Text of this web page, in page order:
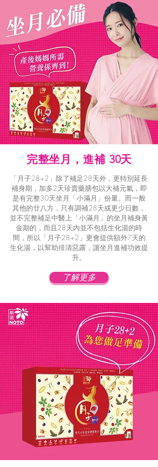
完整坐月，進補 30天
「月子28+2」除了補足28天外，更特別延長
補身期，加多2天珍貴藥膳包以大補元氣，即
是有完整30天坐月「小滿月」份量。而一般
其他的廿八方，只有調補28天或更少日數，
並不完整補足中醫上「小滿月」的坐月補身黃
金期的，而且28天內並不包括生化湯的時
間，所以「月子28+2」更會提供額外7天的
生化湯，以幫助排清惡露，讓坐月進補功效提
升。
了解更多